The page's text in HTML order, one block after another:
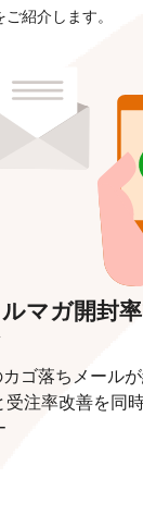
紹介します。
マガ開封
カゴ落ちメール
注率改善を同時